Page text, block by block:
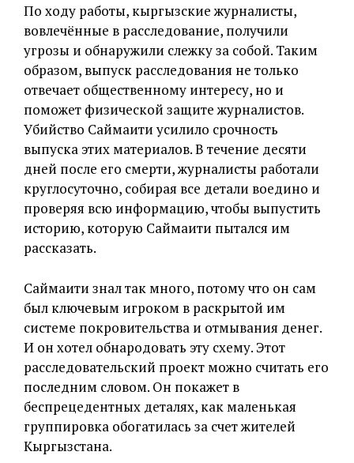
По ходу работы, кыргызские журналисты,
вовлечённые в расследование, получили
угрозы и обнаружили слежку за собой. Таким
образом, выпуск расследования не только
отвечает общественному интересу, но и
поможет физической защите журналистов.
Убийство Саймаити усилило срочность
выпуска этих материалов. В течение десяти
дней после его смерти, журналисты работали
круглосуточно, собирая все детали воедино и
проверяя всю информацию, чтобы выпустить
историю, которую Саймаити пытался им
рассказать.
Саймаити знал так много, потому что он сам
был ключевым игроком в раскрытой им
системе покровительства и отмывания денег.
И он хотел обнародовать эту схему. Этот
расследовательский проект можно считать его
последним словом. Он покажет в
беспрецедентных деталях, как маленькая
группировка обогатилась за счет жителей
Кыргызстана.